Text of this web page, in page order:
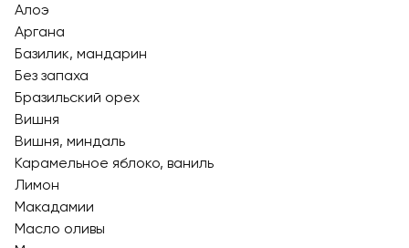
Алоэ
Аргана
Базилик, мандарин
Без запаха
Бразильский орех
Вишня
Вишня, миндаль
Карамельное яблоко, ваниль
Лимон
Макадамии
Масло оливы